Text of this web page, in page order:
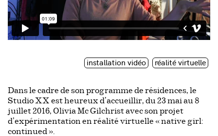
installation vidéo réalité virtuelle
Dans le cadre de son programme de résidences, le
Studio XX est heureux d’accueillir, du 23 mai au 8
juillet 2016, Olivia Mc Gilchrist avec son projet
d’expérimentation en réalité virtuelle « native girl:
continued ».